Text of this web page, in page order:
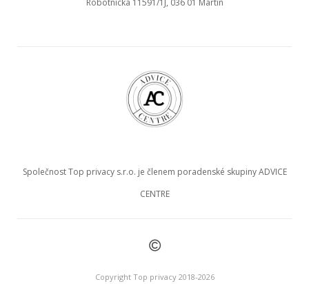
Robotnícka 11591/1J, 036 01 Martin
Společnost Top privacy s.r.o. je členem poradenské skupiny ADVICE
CENTRE
©
Copyright Top privacy 2018-2026